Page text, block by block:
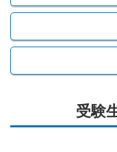
受験